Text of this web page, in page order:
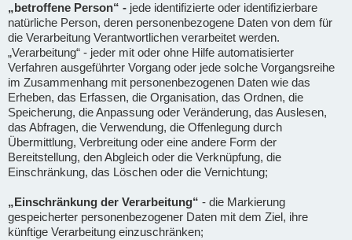
„betroffene Person“ - jede identifizierte oder identifizierbare
natürliche Person, deren personenbezogene Daten von dem für
die Verarbeitung Verantwortlichen verarbeitet werden.
„Verarbeitung“ - jeder mit oder ohne Hilfe automatisierter
Verfahren ausgeführter Vorgang oder jede solche Vorgangsreihe
im Zusammenhang mit personenbezogenen Daten wie das
Erheben, das Erfassen, die Organisation, das Ordnen, die
Speicherung, die Anpassung oder Veränderung, das Auslesen,
das Abfragen, die Verwendung, die Offenlegung durch
Übermittlung, Verbreitung oder eine andere Form der
Bereitstellung, den Abgleich oder die Verknüpfung, die
Einschränkung, das Löschen oder die Vernichtung;
„Einschränkung der Verarbeitung“ - die Markierung
gespeicherter personenbezogener Daten mit dem Ziel, ihre
künftige Verarbeitung einzuschränken;